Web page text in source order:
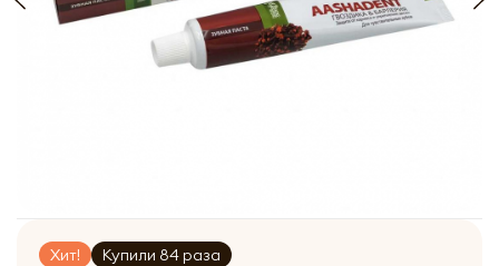
Хит! Купили 84 раза